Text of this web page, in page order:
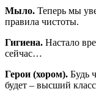
Мыло. Теперь мы
правила чистоты.
Гигиена. Настало
сейчас…
Герои (хором). Будь
будет – высший